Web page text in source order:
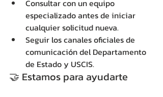
Consultar con un equipo
especializado antes de iniciar
cualquier solicitud nueva.
Seguir los canales oficiales de
comunicación del Departamento
de Estado y USCIS.
🤝 Estamos para ayudarte